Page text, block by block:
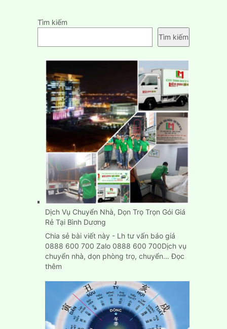
Tìm kiếm
Tìm kiếm
Dịch Vụ Chuyển Nhà, Dọn Trọ Trọn Gói Giá
Rẻ Tại Bình Dương
Chia sẻ bài viết này - Lh tư vấn báo giá
0888 600 700 Zalo 0888 600 700Dịch vụ
chuyển nhà, dọn phòng trọ, chuyển…Đọc
thêm:
Chuyển
Nhà,
Dọn
Trọ